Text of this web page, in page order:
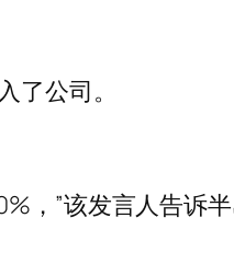
公司。
，”该发言人告诉